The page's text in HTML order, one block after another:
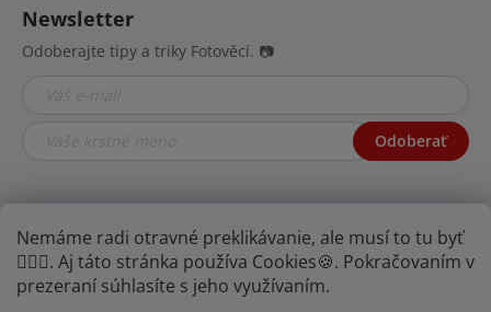
Nemáme radi otravné preklikávanie, ale musí to tu byť
🤦🏾‍♂️. Aj táto stránka používa Cookies🍪. Pokračovaním v
prezeraní súhlasíte s jeho využívaním.
Newsletter
Odoberajte tipy a triky Fotověcí. 📷
Odoberať